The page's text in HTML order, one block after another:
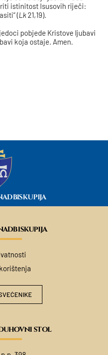
istinitost Isusovih riječi:
(Lk 21,19).
pobjede Kristove ljubavi
koja ostaje. Amen.
stol